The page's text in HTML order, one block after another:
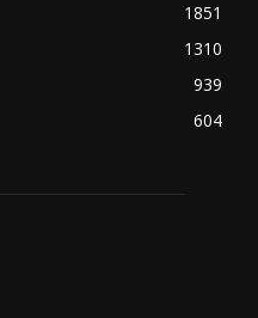
1851
1310
939
604